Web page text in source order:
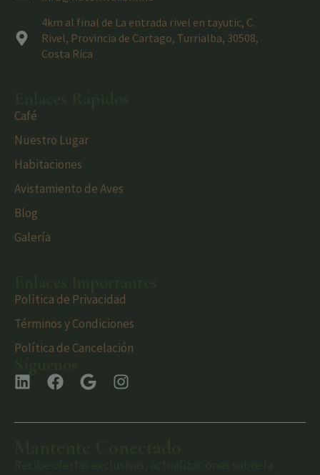
4km al final de La entrada rivel en tayutic, C.
Rivel, Provincia de Cartago, Turrialba, 30508,
Costa Rica
Café
Nuestro Lugar
Habitaciones
Avistamiento de Aves
Blog
Galería
Política de Privacidad
Términos y Condiciones
Política de Cancelación